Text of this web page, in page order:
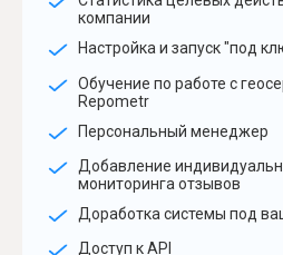
компании
Настройка и запуск "под
Обучение по работе с
Repometr
Персональный менеджер
Добавление
мониторинга отзывов
Доработка системы под
Доступ к API